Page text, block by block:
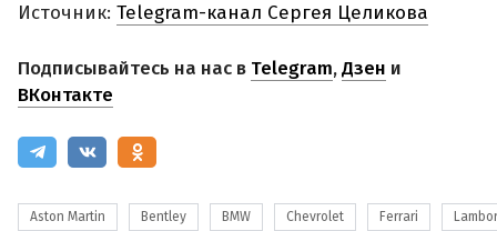
Источник: Telegram-канал Сергея Целикова
Подписывайтесь на нас в Telegram,Дзен и
ВКонтакте
Aston Martin Bentley BMW Chevrolet Ferrari